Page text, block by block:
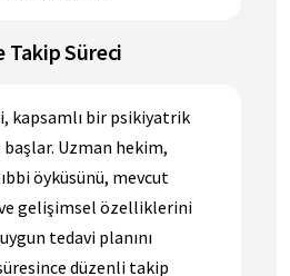
Takip Süreci
kapsamlı bir psikiyatrik
Uzman hekim,
öyküsünü, mevcut
gelişimsel özelliklerini
tedavi planını
düzenli takip